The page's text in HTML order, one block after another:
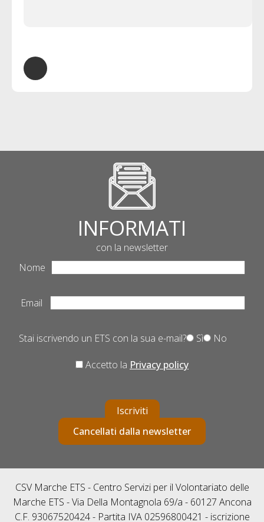
INFORMATI
con la newsletter
Nome
Email
Stai iscrivendo un ETS con la sua e-mail? Sì No
Accetto la Privacy policy
Iscriviti
Cancellati dalla newsletter
CSV Marche ETS - Centro Servizi per il Volontariato delle
Marche ETS - Via Della Montagnola 69/a - 60127 Ancona
C.F. 93067520424 - Partita IVA 02596800421 - iscrizione